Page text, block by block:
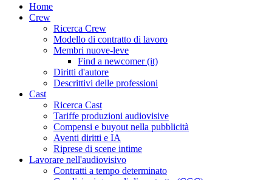
Home
Crew
Ricerca Crew
Modello di contratto di lavoro
Membri nuove-leve
Find a newcomer (it)
Diritti d'autore
Descrittivi delle professioni
Cast
Ricerca Cast
Tariffe produzioni audiovisive
Compensi e buyout nella pubblicità
Aventi diritti e IA
Riprese di scene intime
Lavorare nell'audiovisivo
Contratti a tempo determinato